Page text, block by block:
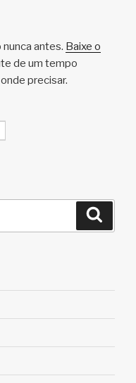
antes. Baixe o
de um tempo
precisar.